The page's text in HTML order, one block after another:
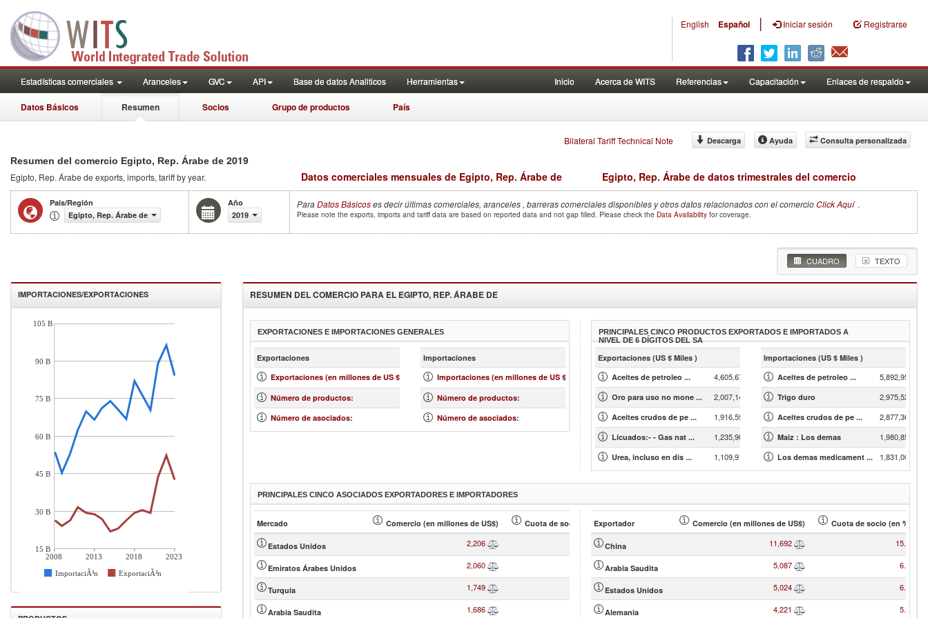
English Español | Iniciar sesión Registrarse
Estadísticas comerciales Aranceles GVC API Base de datos Analiticos Herramientas Inicio Acerca de WITS Referencias Capacitación Enlaces de respaldo
Datos Básicos Resumen Socios Grupo de productos País
Bilateral Tariff Technical Note Consulta personalizada
Descarga Ayuda
Resumen del comercio Egipto, Rep. Árabe de 2019
Egipto, Rep. Árabe de exports, imports, tariff by year. Datos comerciales mensuales de Egipto, Rep. Árabe de Egipto, Rep. Árabe de datos trimestrales del comercio
País/Región
Egipto, Rep. Árabe de
Año
2019
ParaDatos Básicoses decir últimas comerciales, aranceles , barreras comerciales disponibles y otros datos relacionados con el comercioClick Aquí .
Please note the exports, imports and tariff data are based on reported data and not gap filled. Please check the Data Availability for coverage.
CUADRO TEXTO
IMPORTACIONES/EXPORTACIONES
2008 2013 2018 2023
ImportaciÃ³n ExportaciÃ³n
105 B
90 B
75 B
60 B
45 B
30 B
15 B
RESUMEN DEL COMERCIO PARA EL EGIPTO, REP. ÁRABE DE
EXPORTACIONES E IMPORTACIONES GENERALES
Exportaciones más »
Exportaciones (en millones de US $) 30,505
Número de productos: 2,464
Número de asociados: 176
Importaciones más »
Importaciones (en millones de US $) 76,515
Número de productos: 4,143
Número de asociados: 179
PRINCIPALES CINCO PRODUCTOS EXPORTADOS E IMPORTADOS A
NIVEL DE 6 DÍGITOS DEL SA
Exportaciones (US $ Miles )
Aceites de petroleo ...
4,605,679.05
Oro para uso no mone ... 2,007,140.57
Aceites crudos de pe ... 1,916,595.89
Licuados:- - Gas nat ... 1,235,903.10
Urea, incluso en dis ... 1,109,916.08
Importaciones (US $ Miles )
Aceites de petroleo ...
5,892,958.74
Trigo duro 2,975,522.57
Aceites crudos de pe ... 2,877,364.10
Maiz : Los demas 1,980,850.25
Los demas medicament ... 1,831,007.78
PRINCIPALES CINCO ASOCIADOS EXPORTADORES E IMPORTADORES
Mercado Comercio (en millones de US$) Cuota de socio (en % )
Estados Unidos 2,206 7.23
Emiratos Árabes Unidos 2,060 6.75
Turquía 1,749 5.73
Arabia Saudita 1,686 5.53
Exportador Comercio (en millones de US$) Cuota de socio (en % )
China 11,692 15.28
Arabia Saudita 5,087 6.65
Estados Unidos 5,024 6.57
Alemania 4,221 5.52